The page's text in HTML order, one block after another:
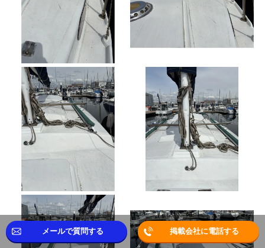
メールで質問する 掲載会社に電話する